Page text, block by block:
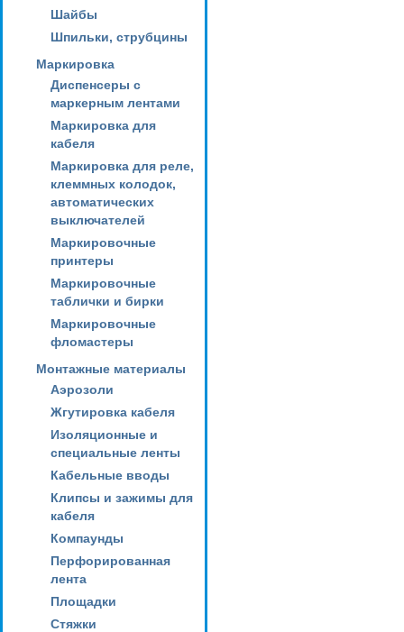
Шайбы
Шпильки, струбцины
Маркировка
Диспенсеры с
маркерным лентами
Маркировка для
кабеля
Маркировка для реле,
клеммных колодок,
автоматических
выключателей
Маркировочные
принтеры
Маркировочные
таблички и бирки
Маркировочные
фломастеры
Монтажные материалы
Аэрозоли
Жгутировка кабеля
Изоляционные и
специальные ленты
Кабельные вводы
Клипсы и зажимы для
кабеля
Компаунды
Перфорированная
лента
Площадки
Стяжки